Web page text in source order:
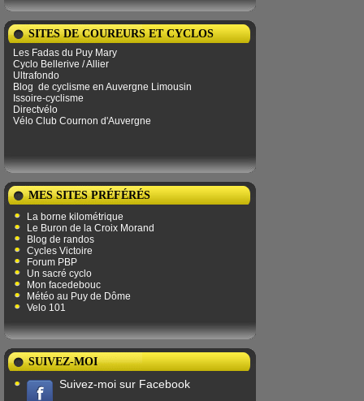
SITES DE COUREURS ET CYCLOS
Les Fadas du Puy Mary
Cyclo Bellerive / Allier
Ultrafondo
Blog de ​​cyclisme en Auvergne Limousin
Issoire-cyclisme
Directvélo
Vélo Club Cournon d'Auvergne
MES SITES PRÉFÉRÉS
La borne kilométrique
Le Buron de la Croix Morand
Blog de randos
Cycles Victoire
Forum PBP
Un sacré cyclo
Mon facedebouc
Météo au Puy de Dôme
Velo 101
SUIVEZ-MOI
Suivez-moi sur Facebook